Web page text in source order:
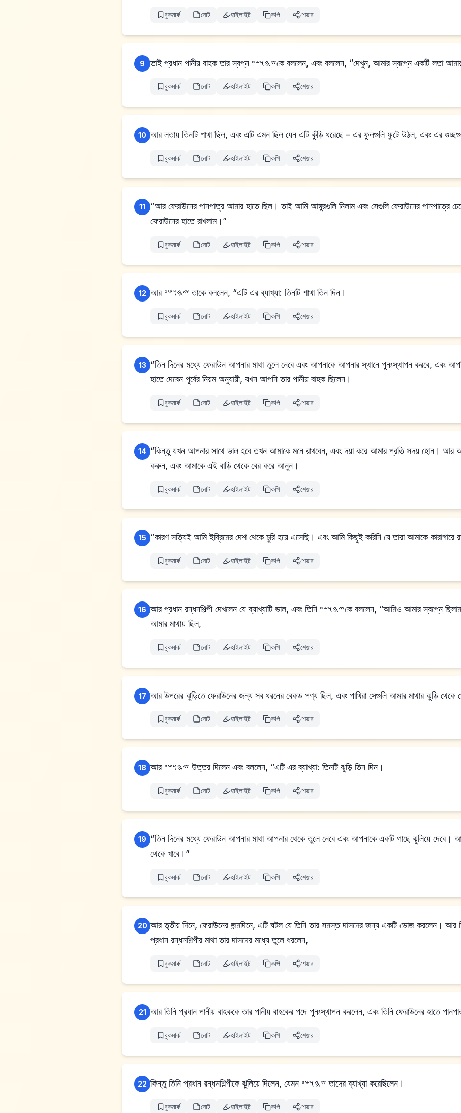
বুকমার্ক নোট হাইলাইট কপি শেয়ার
9 তাই প্রধান পানীয় বাহক তার স্বপ্ন 𐤉𐤄𐤅𐤔𐤏কে বললেন, এবং বললেন, “দেখুন, আমার স্বপ্নে একটি
বুকমার্ক নোট হাইলাইট কপি শেয়ার
10 আর লতায় তিনটি শাখা ছিল, এবং এটি এমন ছিল যেন এটি কুঁড়ি ধরেছে – এর ফুলগুলি ফুটে উঠল, এবং এর
বুকমার্ক নোট হাইলাইট কপি শেয়ার
11
“আর ফেরাউনের পানপাত্র আমার হাতে ছিল। তাই আমি আঙ্গুরগুলি নিলাম এবং সেগুলি ফেরাউনের পানপাত্রে
ফেরাউনের হাতে রাখলাম।”
বুকমার্ক নোট হাইলাইট কপি শেয়ার
12 আর 𐤉𐤄𐤅𐤔𐤏 তাকে বললেন, “এটি এর ব্যাখ্যা: তিনটি শাখা তিন দিন।
বুকমার্ক নোট হাইলাইট কপি শেয়ার
13 “তিন দিনের মধ্যে ফেরাউন আপনার মাথা তুলে নেবে এবং আপনাকে আপনার স্থানে পুনঃস্থাপন করবে, এবং
হাতে দেবেন পূর্বের নিয়ম অনুযায়ী, যখন আপনি তার পানীয় বাহক ছিলেন।
বুকমার্ক নোট হাইলাইট কপি শেয়ার
14 “কিন্তু যখন আপনার সাথে ভাল হবে তখন আমাকে মনে রাখবেন, এবং দয়া করে আমার প্রতি সদয় হোন। আর
করুন, এবং আমাকে এই বাড়ি থেকে বের করে আনুন।
বুকমার্ক নোট হাইলাইট কপি শেয়ার
15 “কারণ সত্যিই আমি ইব্রিমের দেশ থেকে চুরি হয়ে এসেছি। এবং আমি কিছুই করিনি যে তারা আমাকে কারাগারে
বুকমার্ক নোট হাইলাইট কপি শেয়ার
16 আর প্রধান রন্ধনশিল্পী দেখলেন যে ব্যাখ্যাটি ভাল, এবং তিনি 𐤉𐤄𐤅𐤔𐤏কে বললেন, “আমিও আমার স্বপ্নে ছিলাম এবং দেখলাম তিনটি সাদা ঝুড়ি
আমার মাথায় ছিল,
বুকমার্ক নোট হাইলাইট কপি শেয়ার
17 আর উপরের ঝুড়িতে ফেরাউনের জন্য সব ধরনের বেকড পণ্য ছিল, এবং পাখিরা সেগুলি আমার মাথার ঝুড়ি থেকে
বুকমার্ক নোট হাইলাইট কপি শেয়ার
18 আর 𐤉𐤄𐤅𐤔𐤏 উত্তর দিলেন এবং বললেন, “এটি এর ব্যাখ্যা: তিনটি ঝুড়ি তিন দিন।
বুকমার্ক নোট হাইলাইট কপি শেয়ার
19 “তিন দিনের মধ্যে ফেরাউন আপনার মাথা আপনার থেকে তুলে নেবে এবং আপনাকে একটি গাছে ঝুলিয়ে দেবে।
থেকে খাবে।”
বুকমার্ক নোট হাইলাইট কপি শেয়ার
20 আর তৃতীয় দিনে, ফেরাউনের জন্মদিনে, এটি ঘটল যে তিনি তার সমস্ত দাসদের জন্য একটি ভোজ করলেন। আর
প্রধান রন্ধনশিল্পীর মাথা তার দাসদের মধ্যে তুলে ধরলেন,
বুকমার্ক নোট হাইলাইট কপি শেয়ার
21 আর তিনি প্রধান পানীয় বাহককে তার পানীয় বাহকের পদে পুনঃস্থাপন করলেন, এবং তিনি ফেরাউনের হাতে
বুকমার্ক নোট হাইলাইট কপি শেয়ার
22 কিন্তু তিনি প্রধান রন্ধনশিল্পীকে ঝুলিয়ে দিলেন, যেমন 𐤉𐤄𐤅𐤔𐤏 তাদের ব্যাখ্যা করেছিলেন।
বুকমার্ক নোট হাইলাইট কপি শেয়ার